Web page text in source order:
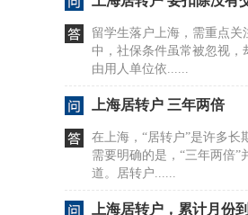
留学生落户上海，需重点
中，社保条件虽常被忽视，
由用人单位依......
上海居转户 三年两倍
在上海，“居转户”是许多
需要明确的是，“三年两倍
道。居转户......
上海居转户，累计月份